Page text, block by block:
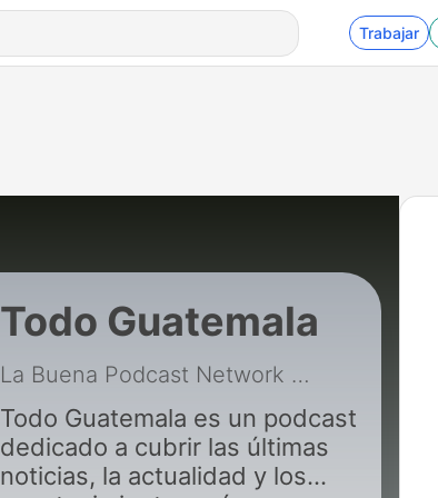
Trabajar
Todo Guatemala
La Buena Podcast Network |
Todo Guatemala es un podcast
dedicado a cubrir las últimas
noticias, la actualidad y los